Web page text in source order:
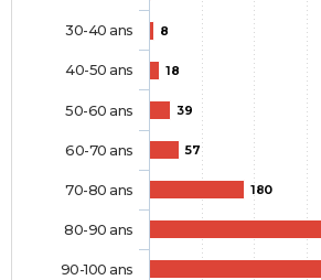
8
18
39
57
180
30-40 ans
40-50 ans
50-60 ans
60-70 ans
70-80 ans
80-90 ans
90-100 ans